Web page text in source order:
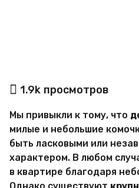
а
в
о
р
М
и
р
Х
и
1.9k просмотров
Мы привыкли к тому, что
милые и небольшие
быть ласковыми или
характером. В любом
в квартире благодаря